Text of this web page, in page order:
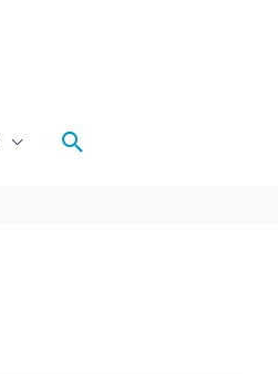
Rechercher